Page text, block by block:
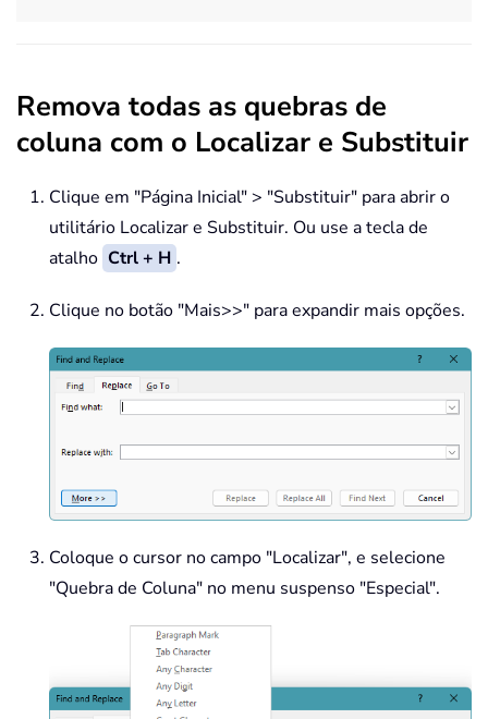
Remova todas as quebras de
coluna com o Localizar e Substituir
Clique em "Página Inicial" > "Substituir" para abrir o
utilitário Localizar e Substituir. Ou use a tecla de
atalho Ctrl + H .
Clique no botão "Mais>>" para expandir mais opções.
Coloque o cursor no campo "Localizar", e selecione
"Quebra de Coluna" no menu suspenso "Especial".